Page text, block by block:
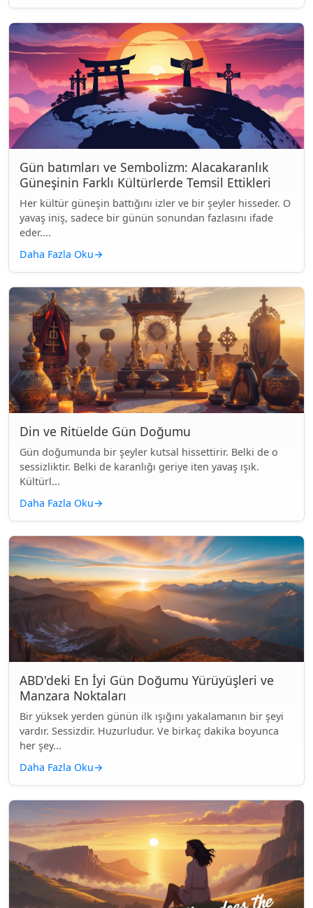
Gün batımları ve Sembolizm: Alacakaranlık
Güneşinin Farklı Kültürlerde Temsil Ettikleri
Her kültür güneşin battığını izler ve bir şeyler hisseder. O
yavaş iniş, sadece bir günün sonundan fazlasını ifade
eder....
Daha Fazla Oku→
Din ve Ritüelde Gün Doğumu
Gün doğumunda bir şeyler kutsal hissettirir. Belki de o
sessizliktir. Belki de karanlığı geriye iten yavaş ışık.
Kültürl...
Daha Fazla Oku→
ABD'deki En İyi Gün Doğumu Yürüyüşleri ve
Manzara Noktaları
Bir yüksek yerden günün ilk ışığını yakalamanın bir şeyi
vardır. Sessizdir. Huzurludur. Ve birkaç dakika boyunca
her şey...
Daha Fazla Oku→